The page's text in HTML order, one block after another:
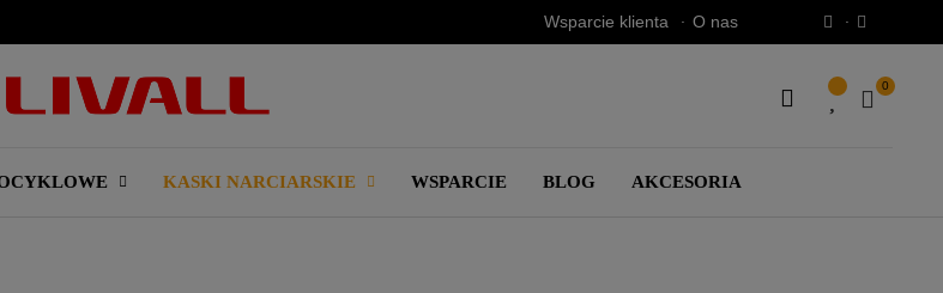
Wsparcie klienta O nas
0
KASKI NARCIARSKIE WSPARCIE BLOG AKCESORIA